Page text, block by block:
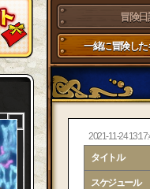
冒険日
一緒に冒険した
2021-11-24
タイトル
スケジュール